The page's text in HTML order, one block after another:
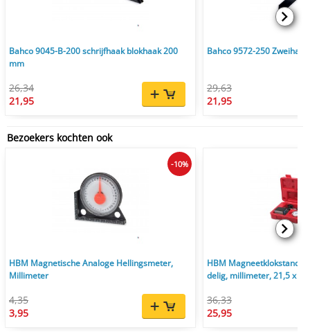
Bahco 9045-B-200 schrijfhaak blokhaak 200
mm
26,34
21,95
Bahco 9572-250
29,63
21,95
Bezoekers kochten ook
HBM Magnetische Analoge Hellingsmeter,
Millimeter
4,35
3,95
-10%
HBM
delig, millimeter, 21,5 x
36,33
25,95